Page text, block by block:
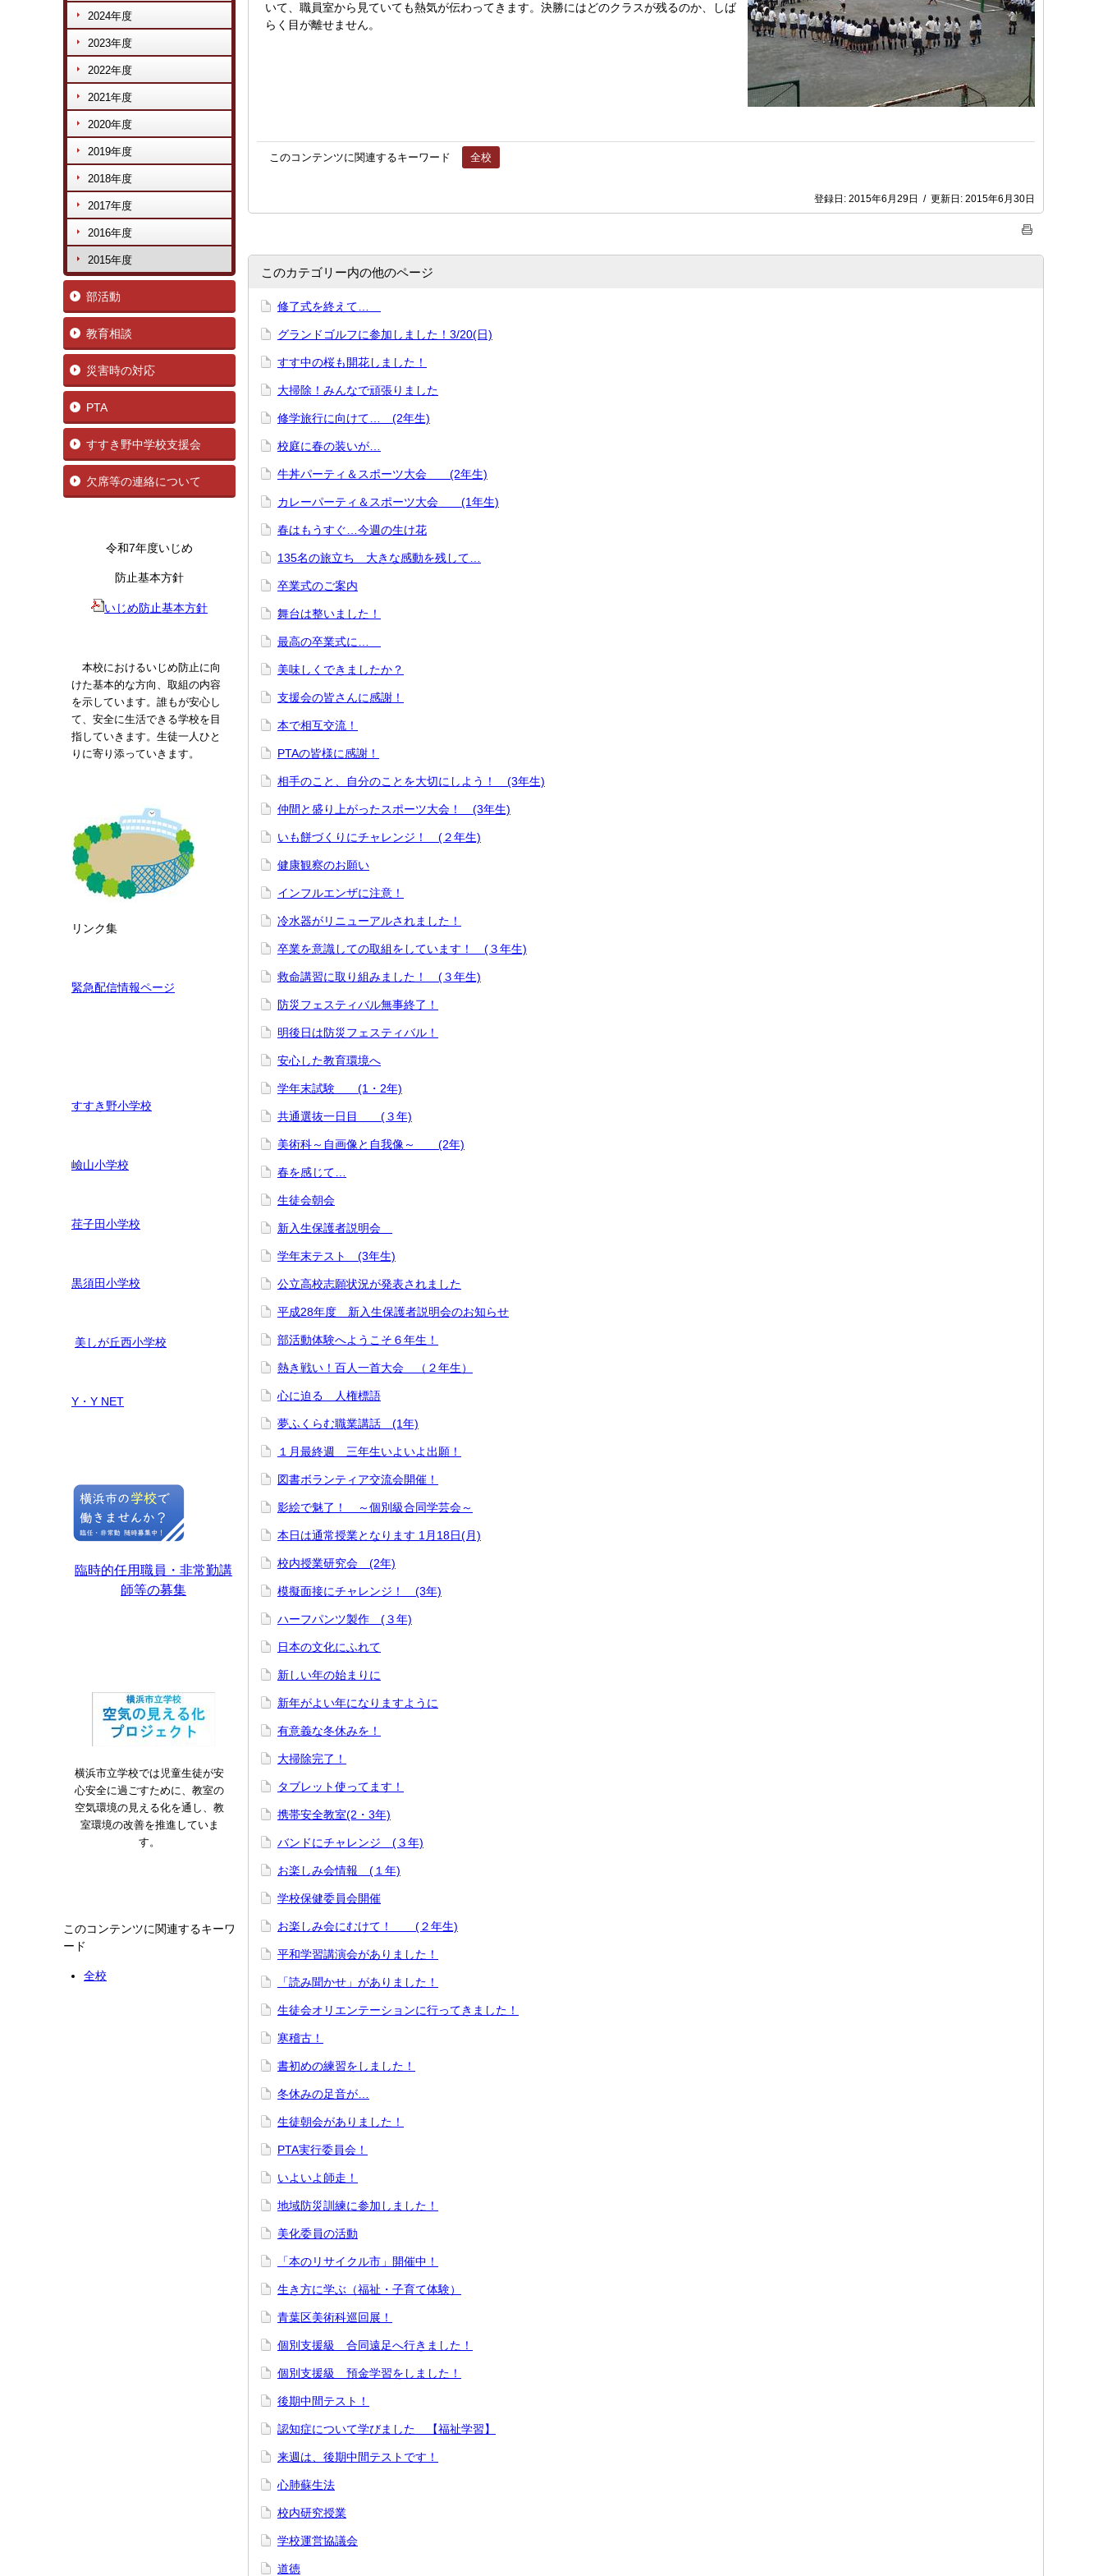
2024年度
2023年度
2022年度
2021年度
2020年度
2019年度
2018年度
2017年度
2016年度
2015年度
部活動
教育相談
災害時の対応
PTA
すすき野中学校支援会
欠席等の連絡について
令和7年度いじめ
防止基本方針
いじめ防止基本方針
本校におけるいじめ防止に向
けた基本的な方向、取組の内容
を示しています。誰もが安心し
て、安全に生活できる学校を目
指していきます。生徒一人ひと
りに寄り添っていきます。
リンク集
緊急配信情報ページ
すすき野小学校
嶮山小学校
荏子田小学校
黒須田小学校
美しが丘西小学校
Y・Y NET
臨時的任用職員・非常勤講
師等の募集
横浜市立学校では児童生徒が安
心安全に過ごすために、教室の
空気環境の見える化を通し、教
室環境の改善を推進していま
す。
このコンテンツに関連するキーワ
ード
全校
いて、職員室から見ていても熱気が伝わってきます。決勝にはどのクラスが残るのか、しば
らく目が離せません。
このコンテンツに関連するキーワード 全校
登録日: 2015年6月29日 / 更新日: 2015年6月30日
このカテゴリー内の他のページ
修了式を終えて…
グランドゴルフに参加しました！3/20(日)
すす中の桜も開花しました！
大掃除！みんなで頑張りました
修学旅行に向けて… (2年生)
校庭に春の装いが…
牛丼パーティ＆スポーツ大会 (2年生)
カレーパーティ＆スポーツ大会 (1年生)
春はもうすぐ…今週の生け花
135名の旅立ち 大きな感動を残して…
卒業式のご案内
舞台は整いました！
最高の卒業式に…
美味しくできましたか？
支援会の皆さんに感謝！
本で相互交流！
PTAの皆様に感謝！
相手のこと、自分のことを大切にしよう！ (3年生)
仲間と盛り上がったスポーツ大会！ (3年生)
いも餅づくりにチャレンジ！ (２年生)
健康観察のお願い
インフルエンザに注意！
冷水器がリニューアルされました！
卒業を意識しての取組をしています！ (３年生)
救命講習に取り組みました！ (３年生)
防災フェスティバル無事終了！
明後日は防災フェスティバル！
安心した教育環境へ
学年末試験 (1・2年)
共通選抜一日目 (３年)
美術科～自画像と自我像～ (2年)
春を感じて…
生徒会朝会
新入生保護者説明会
学年末テスト (3年生)
公立高校志願状況が発表されました
平成28年度 新入生保護者説明会のお知らせ
部活動体験へようこそ６年生！
熱き戦い！百人一首大会 （２年生）
心に迫る 人権標語
夢ふくらむ職業講話 (1年)
１月最終週 三年生いよいよ出願！
図書ボランティア交流会開催！
影絵で魅了！ ～個別級合同学芸会～
本日は通常授業となります 1月18日(月)
校内授業研究会 (2年)
模擬面接にチャレンジ！ (3年)
ハーフパンツ製作 (３年)
日本の文化にふれて
新しい年の始まりに
新年がよい年になりますように
有意義な冬休みを！
大掃除完了！
タブレット使ってます！
携帯安全教室(2・3年)
バンドにチャレンジ (３年)
お楽しみ会情報 (１年)
学校保健委員会開催
お楽しみ会にむけて！ (２年生)
平和学習講演会がありました！
「読み聞かせ」がありました！
生徒会オリエンテーションに行ってきました！
寒稽古！
書初めの練習をしました！
冬休みの足音が…
生徒朝会がありました！
PTA実行委員会！
いよいよ師走！
地域防災訓練に参加しました！
美化委員の活動
「本のリサイクル市」開催中！
生き方に学ぶ（福祉・子育て体験）
青葉区美術科巡回展！
個別支援級 合同遠足へ行きました！
個別支援級 預金学習をしました！
後期中間テスト！
認知症について学びました 【福祉学習】
来週は、後期中間テストです！
心肺蘇生法
校内研究授業
学校運営協議会
道徳